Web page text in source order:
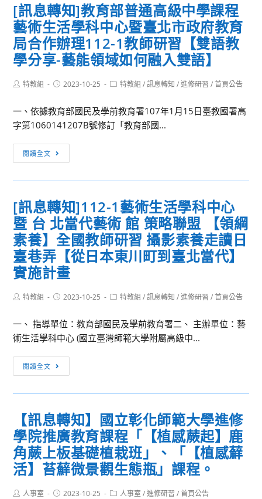
[訊息轉知]教育部普通高級中學課程
藝術生活學科中心暨臺北市政府教育
局合作辦理112-1教師研習【雙語教
學分享-藝能領域如何融入雙語】
Post特教組
Post2023-10-25
Post特教組 / 訊息轉知 / 進修研習 / 首頁公告
一、依據教育部國民及學前教育署107年1月15日臺教國署高
字第1060141207B號修訂「教育部國...
閱讀全文
息
轉
教
育
部
普
通
高
學
課
術
學
科
中
心
暨
臺
[訊息轉知]112-1藝術生活學科中心
暨 台 北當代藝術 館 策略聯盟 【領綱
素養】全國教師研習 攝影素養走讀日
臺巷弄【從日本東川町到臺北當代】
實施計畫
Post特教組
Post2023-10-25
Post特教組 / 訊息轉知 / 進修研習 / 首頁公告
一、 指導單位：教育部國民及學前教育署二、 主辦單位：藝
術生活學科中心 (國立臺灣師範大學附屬高級中...
閱讀全文
息
轉
1
藝
術
生
活
學
【訊息轉知】國立彰化師範大學進修
學院推廣教育課程「【植感蕨起】鹿
角蕨上板基礎植栽班」、「【植感蘚
活】苔蘚微景觀生態瓶」課程。
Post人事室
Post2023-10-25
Post人事室 / 進修研習 / 首頁公告